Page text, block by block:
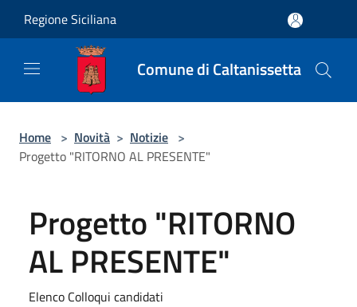
Regione Siciliana
Comune di Caltanissetta
Home > Novità > Notizie >
Progetto "RITORNO AL PRESENTE"
Progetto "RITORNO
AL PRESENTE"
Elenco Colloqui candidati